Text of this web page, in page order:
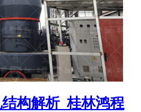
构解析_桂林鸿程